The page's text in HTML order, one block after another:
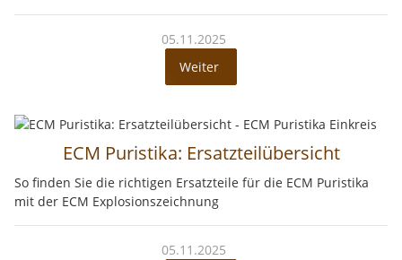
05.11.2025
Weiter
ECM Puristika: Ersatzteilübersicht
So finden Sie die richtigen Ersatzteile für die ECM Puristika
mit der ECM Explosionszeichnung
05.11.2025